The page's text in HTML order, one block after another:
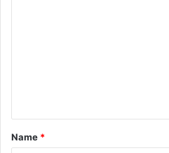
*
Name *